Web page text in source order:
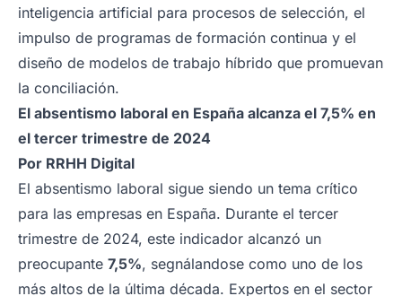
inteligencia artificial para procesos de selección, el
impulso de programas de formación continua y el
diseño de modelos de trabajo híbrido que promuevan
la conciliación.
El absentismo laboral en España alcanza el 7,5% en
el tercer trimestre de 2024
Por RRHH Digital
El absentismo laboral sigue siendo un tema crítico
para las empresas en España. Durante el tercer
trimestre de 2024, este indicador alcanzó un
preocupante 7,5%, segnálandose como uno de los
más altos de la última década. Expertos en el sector